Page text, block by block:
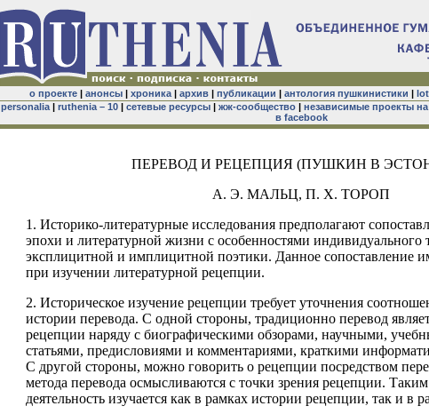
о проекте| анонсы| хроника| архив| публикации | антология пушкинистики |
personalia| ruthenia – 10| сетевые ресурсы| жж-сообщество| независимые проекты
в facebook
ПЕРЕВОД И РЕЦЕПЦИЯ (ПУШКИН В
А. Э. МАЛЬЦ, П. Х. ТОРОП
1. Историко-литературные исследования предполагают
эпохи и литературной жизни с особенностями индивидуального
эксплицитной и имплицитной поэтики. Данное сопоставление
при изучении литературной рецепции.
2. Историческое изучение рецепции требует уточнения
истории перевода. С одной стороны, традиционно перевод
рецепции наряду с биографическими обзорами, научными,
статьями, предисловиями и комментариями, краткими
С другой стороны, можно говорить о рецепции посредством
метода перевода осмысливаются с точки зрения рецепции. Таким
деятельность изучается как в рамках истории рецепции, так и в